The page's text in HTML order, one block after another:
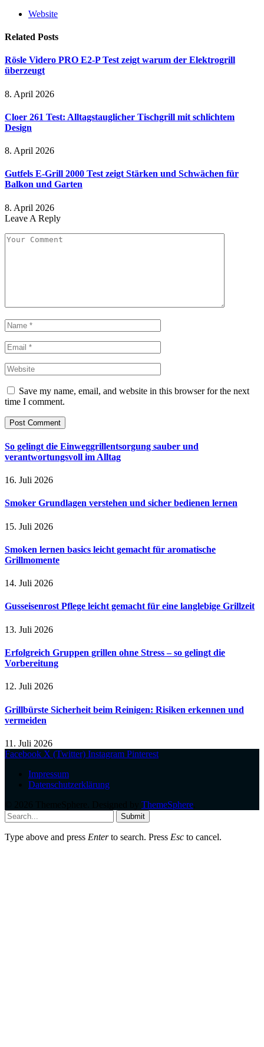
Website
Related Posts
Rösle Videro PRO E2-P Test zeigt warum der Elektrogrill
überzeugt
8. April 2026
Cloer 261 Test: Alltagstauglicher Tischgrill mit schlichtem
Design
8. April 2026
Gutfels E-Grill 2000 Test zeigt Stärken und Schwächen für
Balkon und Garten
8. April 2026
Leave A Reply
Save my name, email, and website in this browser for the next
time I comment.
So gelingt die Einweggrillentsorgung sauber und
verantwortungsvoll im Alltag
16. Juli 2026
Smoker Grundlagen verstehen und sicher bedienen lernen
15. Juli 2026
Smoken lernen basics leicht gemacht für aromatische
Grillmomente
14. Juli 2026
Gusseisenrost Pflege leicht gemacht für eine langlebige Grillzeit
13. Juli 2026
Erfolgreich Gruppen grillen ohne Stress – so gelingt die
Vorbereitung
12. Juli 2026
Grillbürste Sicherheit beim Reinigen: Risiken erkennen und
vermeiden
11. Juli 2026
Facebook X (Twitter) Instagram Pinterest
Impressum
Datenschutzerklärung
ThemeSphere
Submit
Type above and press Enterto search. Press Esc to cancel.